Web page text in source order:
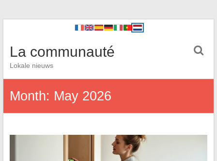
La communauté
Lokale nieuws
Month: May 2026